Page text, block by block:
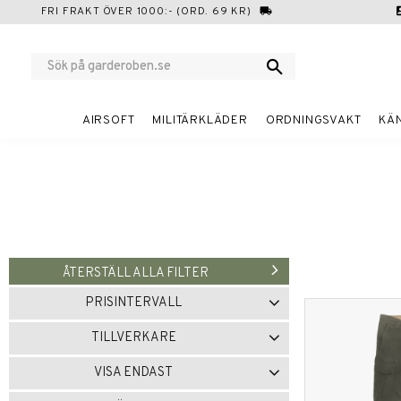
FRI FRAKT ÖVER 1000:- (ORD. 69 KR) local_shipping
AIRSOFT MILITÄRKLÄDER ORDNINGSVAKT
ÅTERSTÄLL ALLA FILTER
PRISINTERVALL
349 799
TILLVERKARE
BRANDIT
2 MIL-TEC
SURPLUS
3
VISA ENDAST